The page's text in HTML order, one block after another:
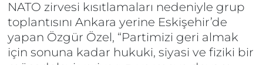
NATO zirvesi kısıtlamaları nedeniyle grup
toplantısını Ankara yerine Eskişehir’de
yapan Özgür Özel, “Partimizi geri almak
için sonuna kadar hukuki, siyasi ve fiziki bir
SAĞLIK
TEKNOLOJİ
Haber Arşivi